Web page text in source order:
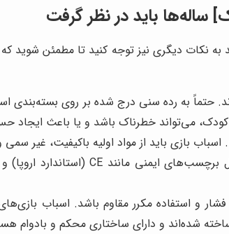
ساله‌ها باید در نظر گرفت
نکات دیگری نیز توجه کنید تا مطمئن شوید
به رده سنی درج شده بر روی بسته‌بندی
می‌تواند خطرناک باشد و یا باعث ایجاد
فشار و استفاده مکرر مقاوم باشد. اسباب
شده‌اند و دارای ساختاری محکم و بادوام